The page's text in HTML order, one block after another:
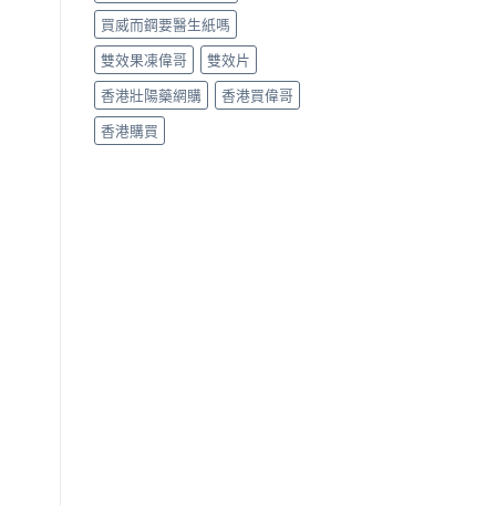
買威而鋼要醫生紙嗎
雙效果凍偉哥
雙效片
香港壯陽藥網購
香港買偉哥
香港購買